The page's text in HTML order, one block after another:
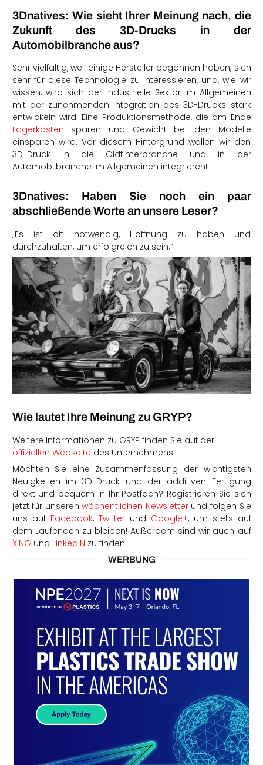
3Dnatives: Wie sieht Ihrer Meinung nach, die
Zukunft des 3D-Drucks in der
Automobilbranche aus?
Sehr vielfältig, weil einige Hersteller begonnen haben, sich
sehr für diese Technologie zu interessieren, und, wie wir
wissen, wird sich der industrielle Sektor im Allgemeinen
mit der zunehmenden Integration des 3D-Drucks stark
entwickeln wird. Eine Produktionsmethode, die am Ende
Lagerkosten sparen und Gewicht bei den Modelle
einsparen wird. Vor diesem Hintergrund wollen wir den
3D-Druck in die Oldtimerbranche und in der
Automobilbranche im Allgemeinen integrieren!
3Dnatives: Haben Sie noch ein paar
abschließende Worte an unsere Leser?
„Es ist oft notwendig, Hoffnung zu haben und
durchzuhalten, um erfolgreich zu sein.“
Wie lautet Ihre Meinung zu GRYP?
Weitere Informationen zu GRYP finden Sie auf der
offiziellen Webseite des Unternehmens.
Möchten Sie eine Zusammenfassung der wichtigsten
Neuigkeiten im 3D-Druck und der additiven Fertigung
direkt und bequem in Ihr Postfach? Registrieren Sie sich
jetzt für unserenwöchentlichen Newsletterund folgen Sie
uns auf Facebook, Twitter und Google+, um stets auf
dem Laufenden zu bleiben! Außerdem sind wir auch auf
XING und LinkedIN zu finden.
WERBUNG